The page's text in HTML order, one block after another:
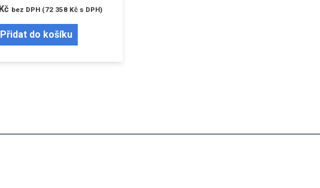
Kč bez DPH (72 358 Kč s DPH)
Přidat do košíku